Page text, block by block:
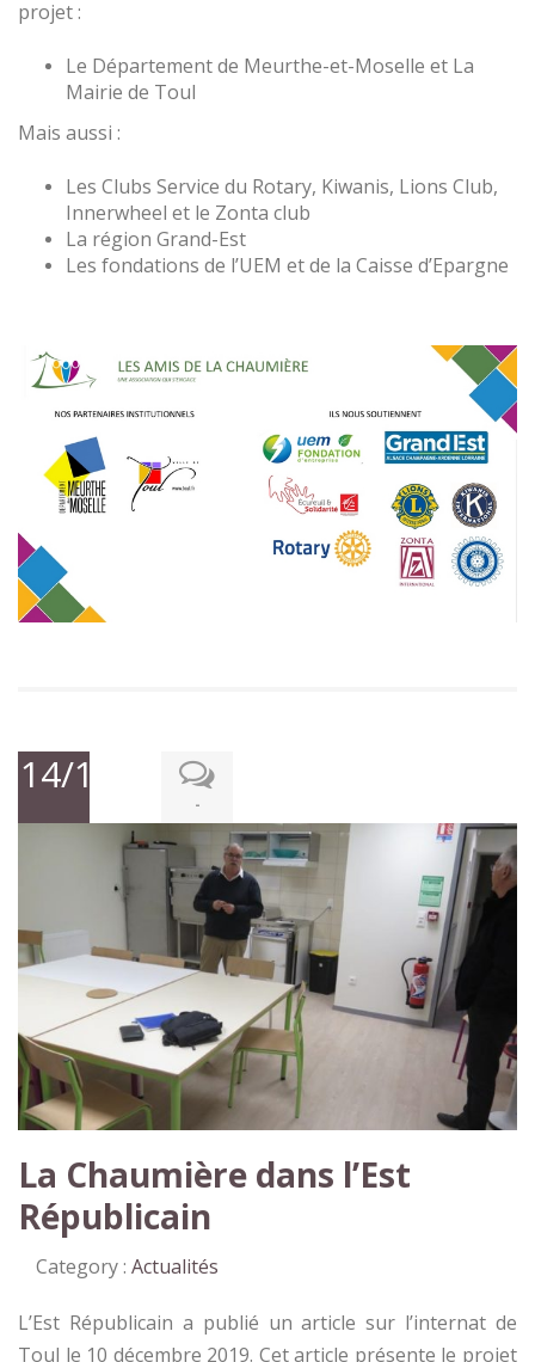
projet :
Le Département de Meurthe-et-Moselle et La
Mairie de Toul
Mais aussi :
Les Clubs Service du Rotary, Kiwanis, Lions Club,
Innerwheel et le Zonta club
La région Grand-Est
Les fondations de l’UEM et de la Caisse d’Epargne
14/12/2019
-
La Chaumière dans l’Est
Républicain
Category : Actualités
L’Est Républicain a publié un article sur l’internat de
Toul le 10 décembre 2019. Cet article présente le projet